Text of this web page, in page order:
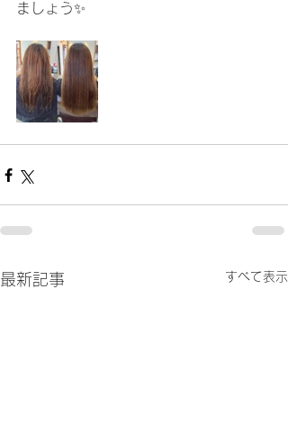
ましょう✨
最新記事 すべて表示